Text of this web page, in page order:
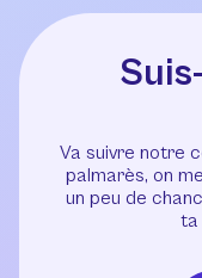
Va suivre notre
palmarès, on
un peu de
ta